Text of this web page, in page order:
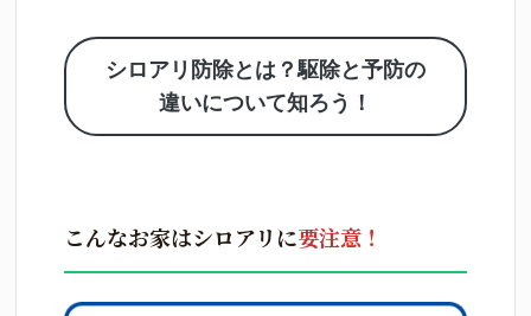
シロアリ防除とは？駆除と予防の
違いについて知ろう！
こんなお家はシロアリに要注意！